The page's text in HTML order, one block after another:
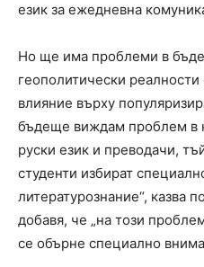
език за ежедневна
Но ще има проблеми в
геополитически реалности
влияние върху
бъдеще виждам проблем в
руски език и преводачи,
студенти избират
литературознание“, казва
добавя, че „на този
се обърне специално